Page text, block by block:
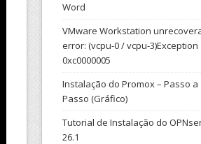
Word
VMware Workstation
error: (vcpu-0 / vcpu-3)Exception
0xc0000005
Instalação do Promox – Passo a
Passo (Gráfico)
Tutorial de Instalação do
26.1